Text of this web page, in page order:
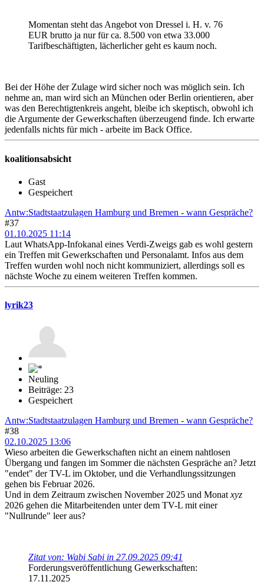
Momentan steht das Angebot von Dressel i. H. v. 76
EUR brutto ja nur für ca. 8.500 von etwa 33.000
Tarifbeschäftigten, lächerlicher geht es kaum noch.
Bei der Höhe der Zulage wird sicher noch was möglich sein. Ich
nehme an, man wird sich an München oder Berlin orientieren, aber
was den Berechtigtenkreis angeht, bleibe ich skeptisch, obwohl ich
die Argumente der Gewerkschaften überzeugend finde. Ich erwarte
jedenfalls nichts für mich - arbeite im Back Office.
koalitionsabsicht
Gast
Gespeichert
Antw:Stadtstaatzulagen Hamburg und Bremen - wann Gespräche?
#37
01.10.2025 11:14
Laut WhatsApp-Infokanal eines Verdi-Zweigs gab es wohl gestern
ein Treffen mit Gewerkschaften und Personalamt. Infos aus dem
Treffen wurden wohl noch nicht kommuniziert, allerdings soll es
nächste Woche zu einem weiteren Treffen kommen.
lyrik23
Neuling
Beiträge: 23
Gespeichert
Antw:Stadtstaatzulagen Hamburg und Bremen - wann Gespräche?
#38
02.10.2025 13:06
Wieso arbeiten die Gewerkschaften nicht an einem nahtlosen
Übergang und fangen im Sommer die nächsten Gespräche an? Jetzt
"endet" der TV-L im Oktober, und die Verhandlungssitzungen
gehen bis Februar 2026.
Und in dem Zeitraum zwischen November 2025 und Monatxyz
2026 gehen die Mitarbeitenden unter dem TV-L mit einer
"Nullrunde" leer aus?
Zitat von: Wabi Sabi in 27.09.2025 09:41
Forderungsveröffentlichung Gewerkschaften:
17.11.2025